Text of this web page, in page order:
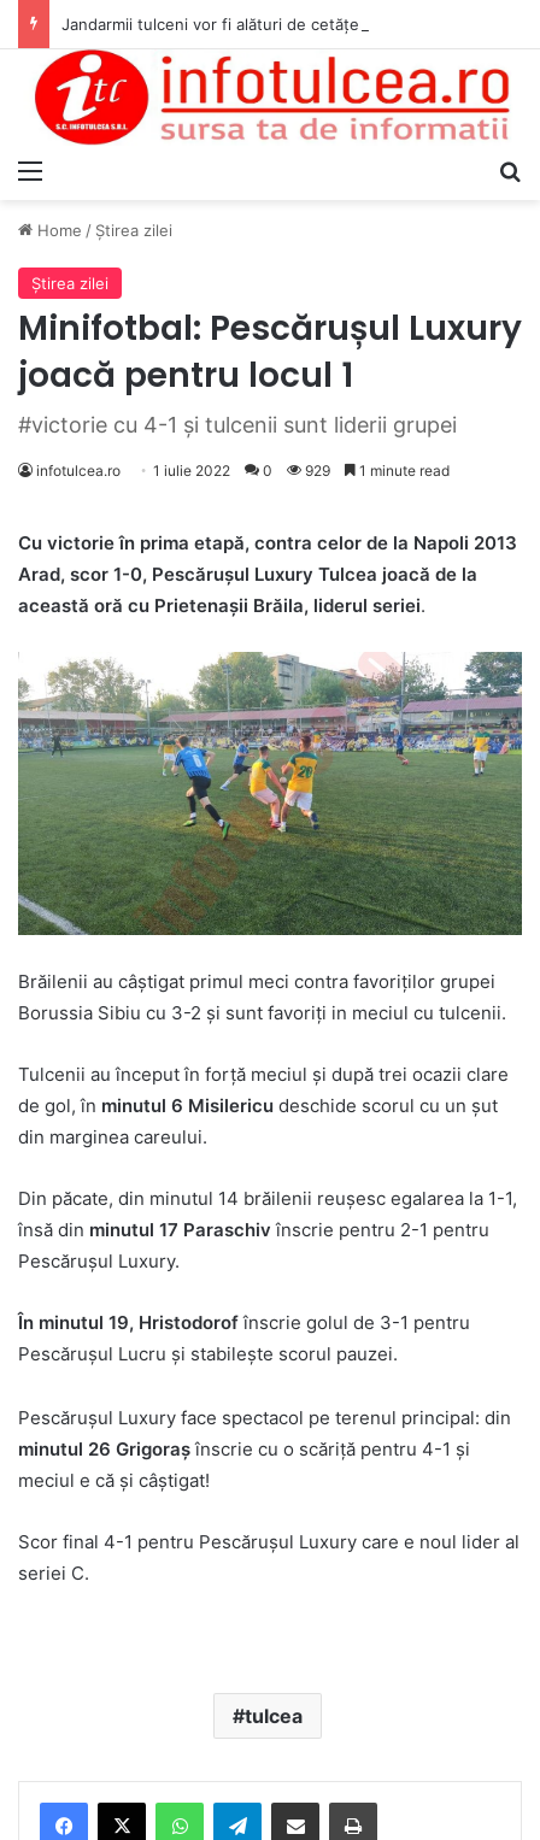
Home / Ştirea zilei
Ştirea zilei
Minifotbal: Pescărușul Luxury
joacă pentru locul 1
#victorie cu 4-1 și tulcenii sunt liderii grupei
infotulcea.ro 1 iulie 2022 0 929 1 minute read
Cu victorie în prima etapă, contra celor de la Napoli 2013
Arad, scor 1-0, Pescărușul Luxury Tulcea joacă de la
această oră cu Prietenașii Brăila, liderul seriei.
Brăilenii au câștigat primul meci contra favoriților grupei
Borussia Sibiu cu 3-2 și sunt favoriți in meciul cu tulcenii.
Tulcenii au început în forță meciul și după trei ocazii clare
de gol, în minutul 6 Misilericu deschide scorul cu un șut
din marginea careului.
Din păcate, din minutul 14 brăilenii reușesc egalarea la 1-1,
însă din minutul 17 Paraschiv înscrie pentru 2-1 pentru
Pescărușul Luxury.
În minutul 19, Hristodorofînscrie golul de 3-1 pentru
Pescărușul Lucru și stabilește scorul pauzei.
Pescărușul Luxury face spectacol pe terenul principal: din
minutul 26 Grigorașînscrie cu o scăriță pentru 4-1 și
meciul e că și câștigat!
Scor final 4-1 pentru Pescărușul Luxury care e noul lider al
seriei C.
tulcea
Telegram